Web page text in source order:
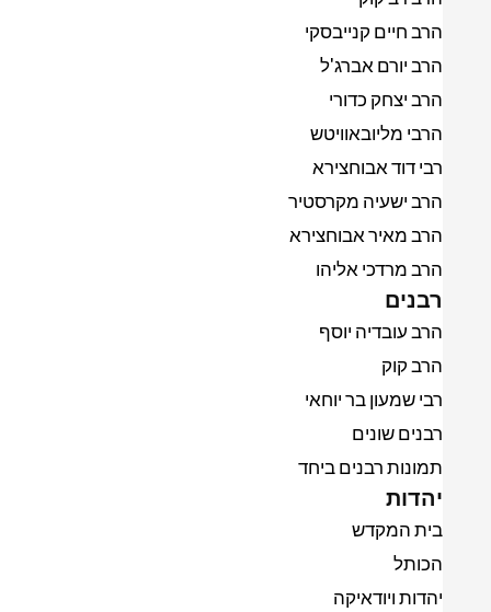
הרב חיים קנייבסקי
הרב יורם אברג'ל
הרב יצחק כדורי
הרבי מליובאוויטש
רבי דוד אבוחצירא
הרב ישעיה מקרסטיר
הרב מאיר אבוחצירא
הרב מרדכי אליהו
רבנים
הרב עובדיה יוסף
הרב קוק
רבי שמעון בר יוחאי
רבנים שונים
תמונות רבנים ביחד
יהדות
בית המקדש
הכותל
יהדות ויודאיקה